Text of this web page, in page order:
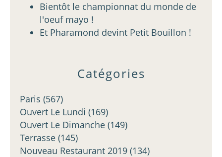
Catégories
Paris (567)
Ouvert Le Lundi (169)
Ouvert Le Dimanche (149)
Terrasse (145)
Nouveau Restaurant 2019 (134)
Bientôt le championnat du monde de
l'oeuf mayo !
Et Pharamond devint Petit Bouillon !